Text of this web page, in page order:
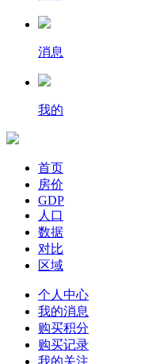
消息
我的
首页
房价
GDP
人口
数据
对比
区域
个人中心
我的消息
购买积分
购买记录